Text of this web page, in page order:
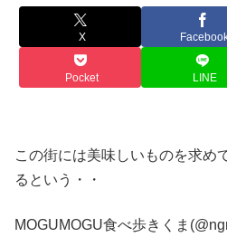
X
Pocket LINE
この街には美味しいものを求め
るという・・
MOGUMOGU食べ歩きくま